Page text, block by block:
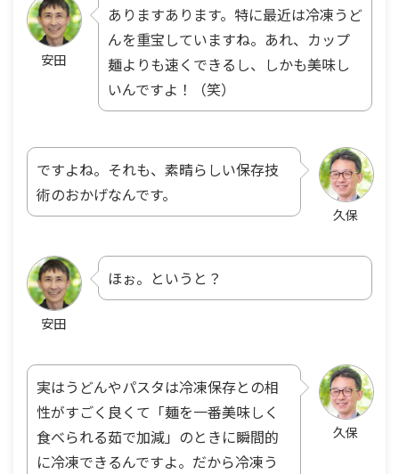
安田
ありますあります。特に最近は冷凍うど
んを重宝していますね。あれ、カップ
麺よりも速くできるし、しかも美味し
いんですよ！（笑）
久保
ですよね。それも、素晴らしい保存技
術のおかげなんです。
安田
ほぉ。というと？
久保
実はうどんやパスタは冷凍保存との相
性がすごく良くて「麺を一番美味しく
食べられる茹で加減」のときに瞬間的
に冷凍できるんですよ。だから冷凍う